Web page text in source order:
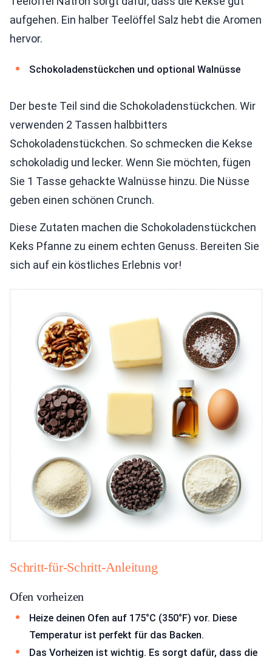
aufgehen. Ein halber Teelöffel Salz hebt die Aromen
hervor.
Schokoladenstückchen und optional Walnüsse
Der beste Teil sind die Schokoladenstückchen. Wir
verwenden 2 Tassen halbbitters
Schokoladenstückchen. So schmecken die Kekse
schokoladig und lecker. Wenn Sie möchten, fügen
Sie 1 Tasse gehackte Walnüsse hinzu. Die Nüsse
geben einen schönen Crunch.
Diese Zutaten machen die Schokoladenstückchen
Keks Pfanne zu einem echten Genuss. Bereiten Sie
sich auf ein köstliches Erlebnis vor!
Schritt-für-Schritt-Anleitung
Ofen vorheizen
Heize deinen Ofen auf 175°C (350°F) vor. Diese
Temperatur ist perfekt für das Backen.
Das Vorheizen ist wichtig. Es sorgt dafür, dass die